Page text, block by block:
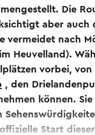
Die
aber auch
vermeidet nach
Heuvelland).
vorbei, von
, den
können.
Start